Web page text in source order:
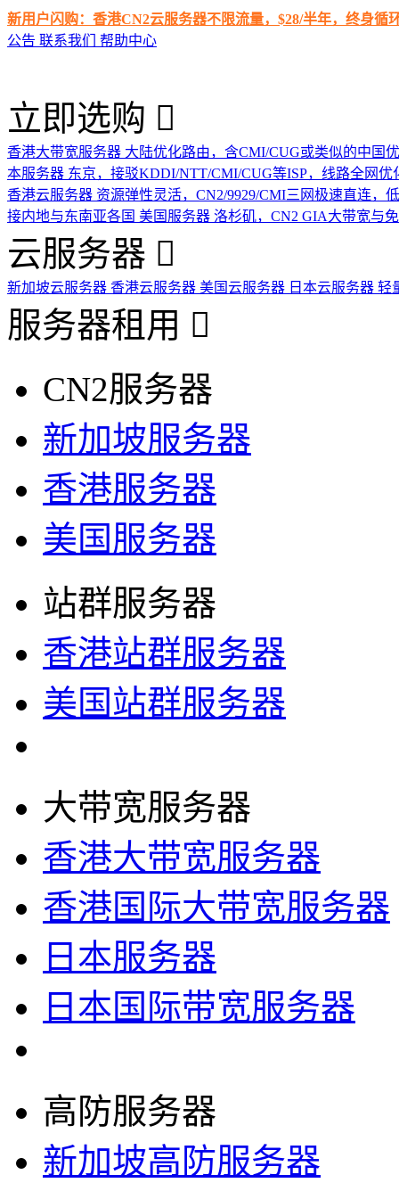
新用户闪购：香港CN2云服务器不限流量，$28/半年，终身循
公告 联系我们 帮助中心
立即选购
香港大带宽服务器 大陆优化路由，含CMI/CUG或类似的中国
本服务器 东京，接驳KDDI/NTT/CMI/CUG等ISP，线路全网优
香港云服务器 资源弹性灵活，CN2/9929/CMI三网极速直连，
接内地与东南亚各国 美国服务器 洛杉矶，CN2 GIA大带宽与
云服务器
新加坡云服务器 香港云服务器 美国云服务器 日本云服务器 轻
服务器租用
CN2服务器
新加坡服务器
香港服务器
美国服务器
站群服务器
香港站群服务器
美国站群服务器
大带宽服务器
香港大带宽服务器
香港国际大带宽服务器
日本服务器
日本国际带宽服务器
高防服务器
新加坡高防服务器